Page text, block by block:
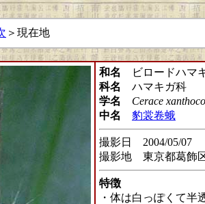
＞現在地
和名
ビロードハマ
科名
ハマキガ科
学名
Cerace
中名
豹裳卷蛾
撮影日 2004/05/07
撮影地 東京都葛飾
特徴
・体は白っぽくて半